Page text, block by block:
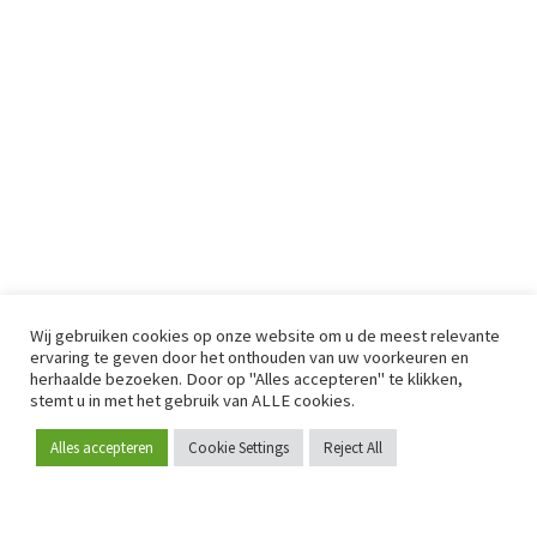
Word lid
Wij gebruiken cookies op onze website om u de meest relevante
ervaring te geven door het onthouden van uw voorkeuren en
herhaalde bezoeken. Door op "Alles accepteren" te klikken,
stemt u in met het gebruik van ALLE cookies.
Alles accepteren Cookie Settings Reject All